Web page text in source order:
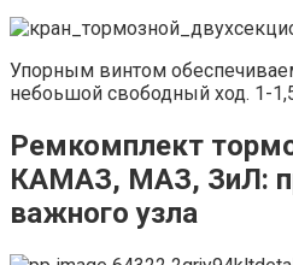
Упорным винтом
небоьшой свободный ход. 1-
Ремкомплект
КАМАЗ, МАЗ, ЗиЛ:
важного узла